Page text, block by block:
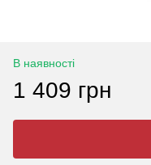
В наявності
1 409 грн